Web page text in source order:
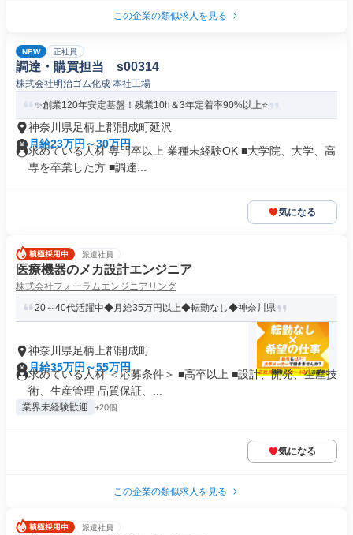
この企業の類似求人を見る
NEW 正社員
調達・購買担当 s00314
株式会社明治ゴム化成 本社工場
✨創業120年安定基盤！残業10h＆3年定着率90%以上⭐️
神奈川県足柄上郡開成町延沢
月給23万円～30万円
求めている人材 専門卒以上 業種未経験OK ■大学院、大学、高
専を卒業した方 ■調達...
気になる
派遣社員
医療機器のメカ設計エンジニア
株式会社フォーラムエンジニアリング
20～40代活躍中◆月給35万円以上◆転勤なし◆神奈川県
神奈川県足柄上郡開成町
月給35万円～55万円
求めている人材 ＜応募条件＞ ■高卒以上 ■設計、開発、生産技
術、生産管理 品質保証、...
業界未経験歓迎 +20個
気になる
この企業の類似求人を見る
派遣社員